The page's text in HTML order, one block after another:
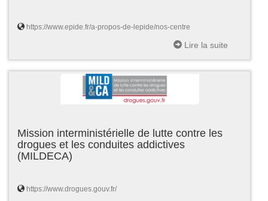
https://www.epide.fr/a-propos-de-lepide/nos-centre
Lire la suite
Mission interministérielle de lutte contre les
drogues et les conduites addictives
(MILDECA)
https://www.drogues.gouv.fr/